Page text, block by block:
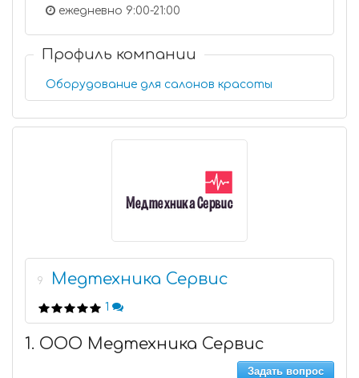
ежедневно 9:00-21:00
Профиль компании
Оборудование для салонов красоты
9 Медтехника Сервис
1
1. ООО Медтехника Сервис
Задать вопрос